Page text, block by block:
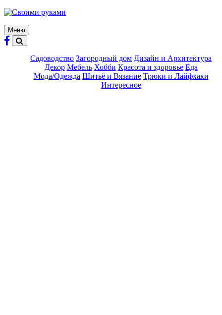
Skip
content
Меню
Садоводство Загородный дом Дизайн и Архитектура
Декор Мебель Хобби Красота и здоровье Еда
Мода/Одежда Шитьё и Вязание Трюки и Лайфхаки
Интересное